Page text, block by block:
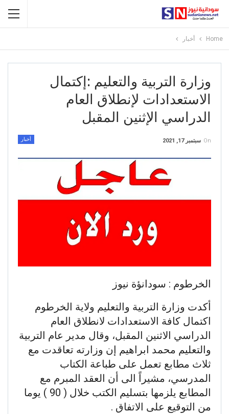
Home أخبار
وزارة التربية والتعليم :إكتمال
الاستعدادات لإنطلاق العام
الدراسي الإثنين المقبل
أخبار On سبتمبر 17, 2021
الخرطوم : سودانؤة نيوز
أكدت وزارة التربية والتعليم ولاية الخرطوم
اكتمال كافة الاستعدادات لانطلاق العام
الدراسي الاثنين المقبل، وقال مدير عام التربية
والتعليم محمد ابراهيم إن وزارته تعاقدت مع
ثلاث مطابع تعمل على طباعة الكتاب
المدرسي، مشيراً الى أن العقد المبرم مع
المطابع يلزمها بتسليم الكتب خلال ( 90 ) يوما
من التوقيع على الاتفاق .